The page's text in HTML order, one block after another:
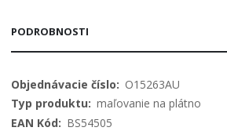
PODROBNOSTI
Viac
informácií
O15263AU
maľovanie na plátno
BS54505